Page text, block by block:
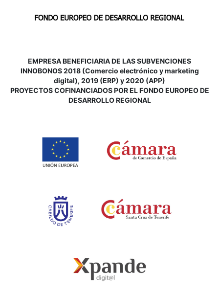
EMPRESA BENEFICIARIA DE LAS SUBVENCIONES
INNOBONOS 2018 (Comercio electrónico y marketing
digital), 2019 (ERP) y 2020 (APP)
PROYECTOS COFINANCIADOS POR EL FONDO EUROPEO DE
DESARROLLO REGIONAL